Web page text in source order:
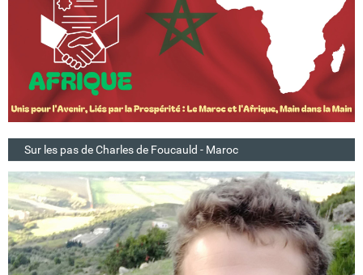
Sur les pas de Charles de Foucauld - Maroc